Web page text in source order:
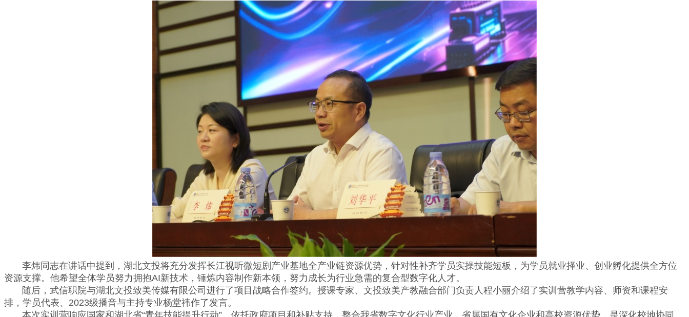
李炜同志在讲话中提到，湖北文投将充分发挥长江视听微短剧产业基地全产业链资源优势，针对性补齐学员实操技能短板，为学员就业择业、创业孵化提供全方位
资源支撑。他希望全体学员努力拥抱AI新技术，锤炼内容制作新本领，努力成长为行业急需的复合型数字化人才。
随后，武信职院与湖北文投致美传媒有限公司进行了项目战略合作签约。授课专家、文投致美产教融合部门负责人程小丽介绍了实训营教学内容、师资和课程安
排，学员代表、2023级播音与主持专业杨堂祎作了发言。
本次实训营响应国家和湖北省“青年技能提升行动”，依托政府项目和补贴支持，整合我省数字文化行业产业、省属国有文化企业和高校资源优势，是深化校地协同、